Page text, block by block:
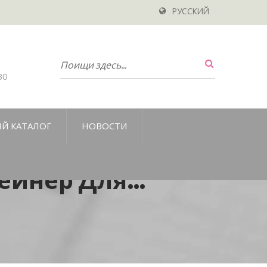
РУССКИЙ
КАТАЛОГ НОВОСТИ
Для
Контейнер